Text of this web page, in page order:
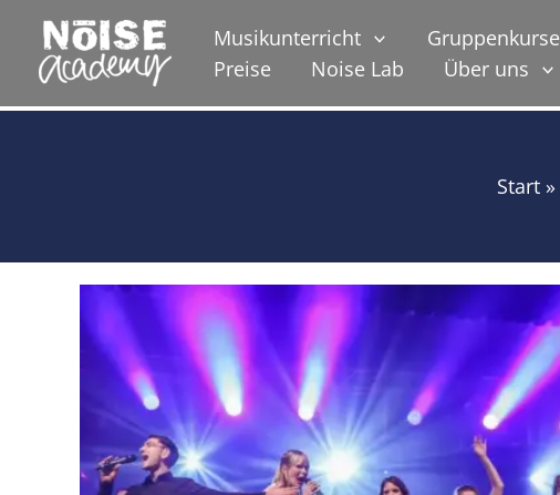
Inhalt
springen
Musikunterricht Gruppenkurse
Preise
Noise Lab Über uns
Start